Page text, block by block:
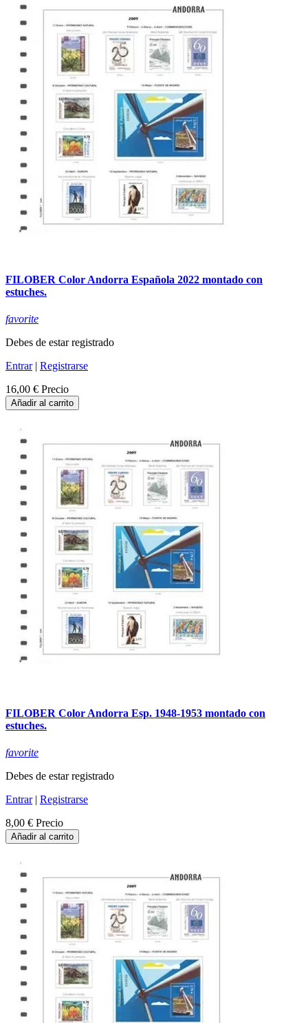
FILOBER Color Andorra Española 2022 montado con
estuches.
favorite
Debes de estar registrado
Entrar| Registrarse
16,00 € Precio
Añadir al carrito
FILOBER Color Andorra Esp. 1948-1953 montado con
estuches.
favorite
Debes de estar registrado
Entrar| Registrarse
8,00 € Precio
Añadir al carrito